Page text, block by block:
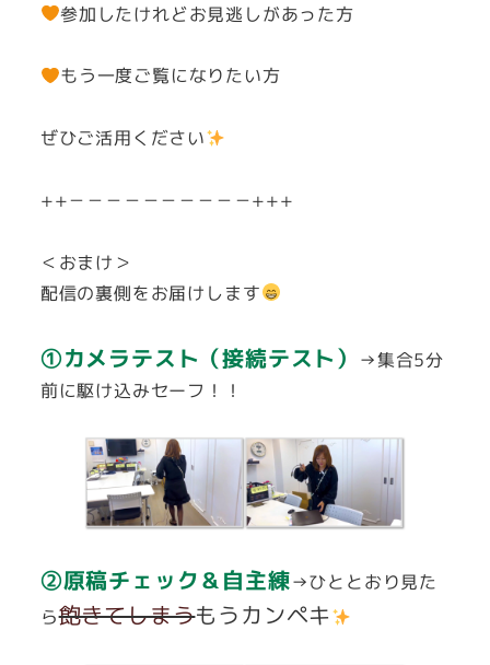
参加したけれどお見逃しがあった方
もう一度ご覧になりたい方
ぜひご活用ください
++－－－－－－－－－－+++
＜おまけ＞
配信の裏側をお届けします
①カメラテスト（接続テスト）
→集合5分
前に駆け込みセーフ！！
②原稿チェック＆自主練→ひととおり見た
ら飽きてしまうもうカンペキ